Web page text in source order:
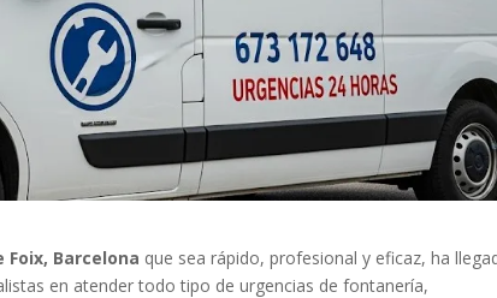
Barcelona que sea rápido, profesional y eficaz, ha
en atender todo tipo de urgencias de fontanería,